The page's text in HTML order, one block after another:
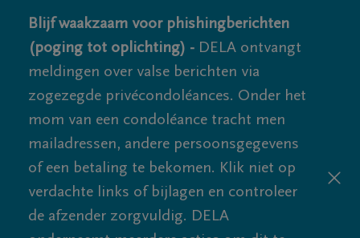
Blijf waakzaam voor phishingberichten
(poging tot oplichting) - DELA ontvangt
meldingen over valse berichten via
zogezegde privécondoléances. Onder het
mom van een condoléance tracht men
mailadressen, andere persoonsgegevens
of een betaling te bekomen. Klik niet op
verdachte links of bijlagen en controleer
de afzender zorgvuldig. DELA